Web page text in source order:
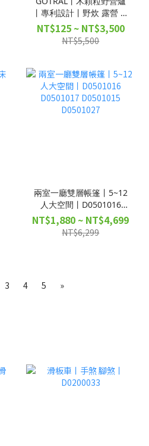
丨專利設計丨野炊 露營 烤
肉丨D0505013
NT$125 ~ NT$3,500
NT$5,500
兩室一廳雙層帳篷丨5~12
人大空間丨D0501016
D0501017 D0501015
D0501027
NT$1,880 ~ NT$4,699
NT$6,299
3 4 5 »